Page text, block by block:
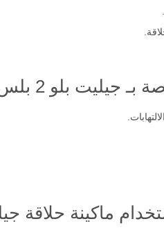
بلس ماكينات حلاقة 5 قطع؟
حلاقة جيليت بلو 2